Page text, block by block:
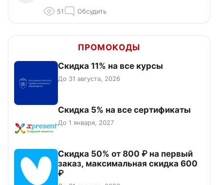
51 Обсудить
ПРОМОКОДЫ
Скидка 11% на все курсы
До 31 августа, 2026
Скидка 5% на все сертификаты
До 1 января, 2027
Скидка 50% от 800 ₽ на первый
заказ, максимальная скидка 600
₽